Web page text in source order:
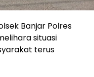
Banjar Polres
situasi
terus